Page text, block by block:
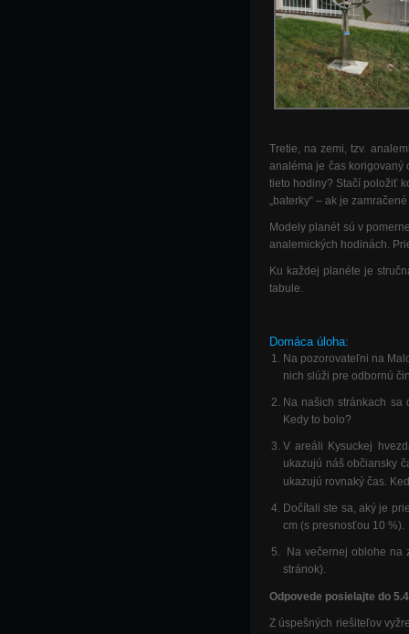
Tretie, na zemi, tzv.
analéma je čas korigovaný
tieto hodiny? Stačí položiť
„baterky“ – ak je
Modely planét sú v
analemických hodinách.
Ku každej planéte je
tabule.
Domáca úloha:
Na pozorovateľni na
nich slúži pre odbornú
Na našich stránkach
Kedy to bolo?
V areáli Kysuckej
ukazujú náš občiansky
ukazujú rovnaký čas.
Dočítali ste sa, aký je
cm (s presnosťou 10 %).
Na večernej oblohe na
stránok).
Odpovede posielajte do
Z úspešných riešiteľov